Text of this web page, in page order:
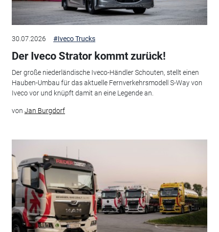
30.07.2026 #Iveco Trucks
Der Iveco Strator kommt zurück!
Der große niederländische Iveco-Händler Schouten, stellt einen
Hauben-Umbau für das aktuelle Fernverkehrsmodell S-Way von
Iveco vor und knüpft damit an eine Legende an.
von Jan Burgdorf